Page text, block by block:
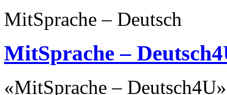
MitSprache – Deutsch
MitSprache –
«MitSprache –